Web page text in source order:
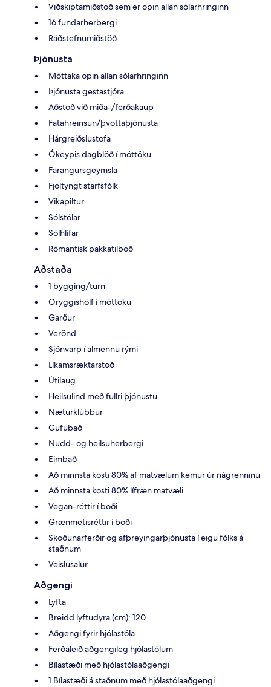
Viðskiptamiðstöð sem er opin allan sólarhringinn
16 fundarherbergi
Ráðstefnumiðstöð
Þjónusta
Móttaka opin allan sólarhringinn
Þjónusta gestastjóra
Aðstoð við miða-/ferðakaup
Fatahreinsun/þvottaþjónusta
Hárgreiðslustofa
Ókeypis dagblöð í móttöku
Farangursgeymsla
Fjöltyngt starfsfólk
Vikapiltur
Sólstólar
Sólhlífar
Rómantísk pakkatilboð
Aðstaða
1 bygging/turn
Öryggishólf í móttöku
Garður
Verönd
Sjónvarp í almennu rými
Líkamsræktarstöð
Útilaug
Heilsulind með fullri þjónustu
Næturklúbbur
Gufubað
Nudd- og heilsuherbergi
Eimbað
Að minnsta kosti 80% af matvælum kemur úr nágrenninu
Að minnsta kosti 80% lífræn matvæli
Vegan-réttir í boði
Grænmetisréttir í boði
Skoðunarferðir og afþreyingarþjónusta í eigu fólks á
staðnum
Veislusalur
Aðgengi
Lyfta
Breidd lyftudyra (cm): 120
Aðgengi fyrir hjólastóla
Ferðaleið aðgengileg hjólastólum
Bílastæði með hjólastólaaðgengi
1 Bílastæði á staðnum með hjólastólaaðgengi